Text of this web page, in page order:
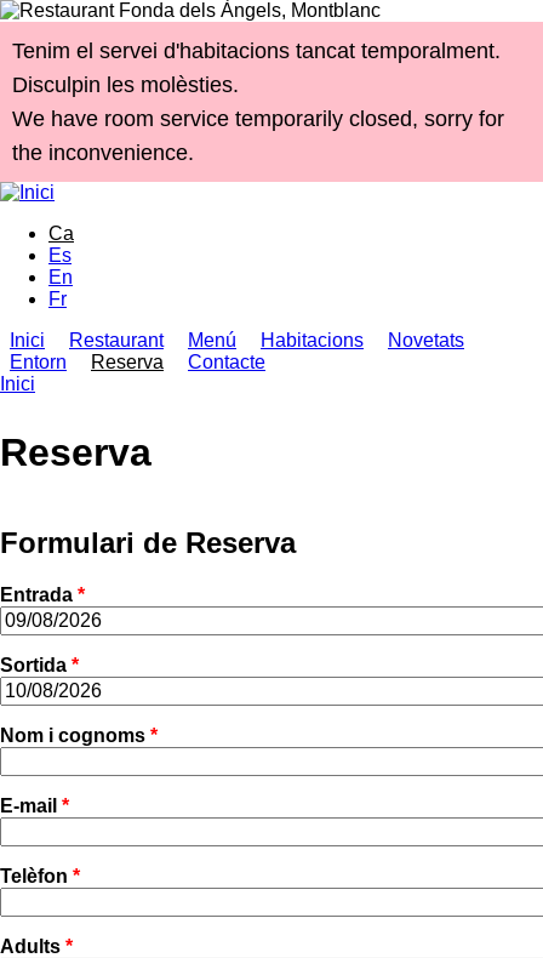
Vés al contingut
Tenim el servei d'habitacions tancat temporalment.
Disculpin les molèsties.
We have room service temporarily closed, sorry for
the inconvenience.
Ca
Es
En
Fr
Menú principal
Inici Restaurant Menú Habitacions
Novetats
Entorn
Reserva Contacte
Inici
Reserva
Formulari de Reserva
Entrada *
Sortida *
Nom i cognoms *
E-mail *
Telèfon *
Adults *